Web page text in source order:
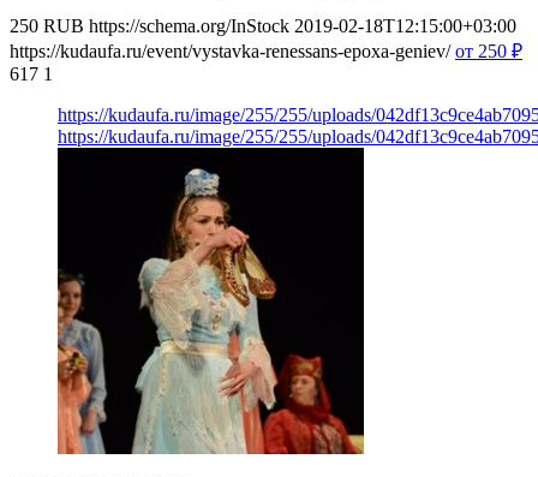
250 RUB https://schema.org/InStock 2019-02-18T12:15:00+03:00
https://kudaufa.ru/event/vystavka-renessans-epoxa-geniev/ от 250 ₽
617 1
https://kudaufa.ru/image/255/255/uploads/
https://kudaufa.ru/image/255/255/uploads/